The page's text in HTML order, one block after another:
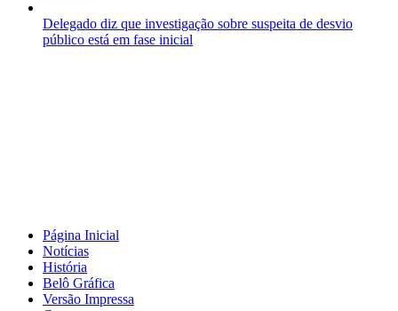
Delegado diz que investigação sobre suspeita de desvio
público está em fase inicial
Página Inicial
Notícias
História
Belô Gráfica
Versão Impressa